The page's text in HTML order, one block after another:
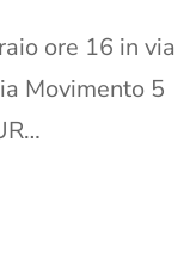
ore 16 in via
Movimento 5